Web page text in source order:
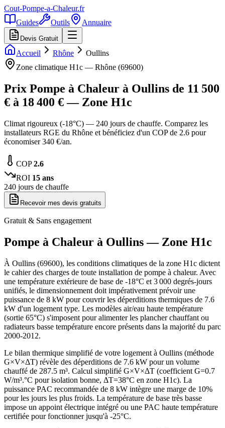
Cout-Pompe-a-Chaleur.fr
Guides
Outils Annuaire
Devis Gratuit
Accueil Rhône
Oullins
Zone climatique H1c — Rhône (69600)
Prix Pompe à Chaleur à Oullins de 11 500
€ à 18 400 € — Zone H1c
Climat rigoureux (-18°C) — 240 jours de chauffe. Comparez les
installateurs RGE du Rhône et bénéficiez d'un COP de 2.6 pour
économiser 340 €/an.
COP2.6
ROI 15 ans
240 jours de chauffe
Recevoir mes devis gratuits
Gratuit & Sans engagement
Pompe à Chaleur à Oullins— Zone H1c
À Oullins (69600), les conditions climatiques de la zone H1c dictent
le cahier des charges de toute installation de pompe à chaleur. Avec
une température extérieure de base de -18°C et 3 000 degrés-jours
unifiés, le dimensionnement doit impérativement prévoir une
puissance de 8 kW pour couvrir les déperditions thermiques de 7.6
kW d'un logement type. Les modèles air/eau haute température
(sortie 65°C) s'imposent pour alimenter les plancher chauffant ou
radiateurs basse température encore présents dans la majorité du parc
2000-2012.
Le bilan thermique simplifié de votre logement à Oullins (méthode
G×V×ΔT) révèle des déperditions de 7.6 kW pour un volume
chauffé de 287.5 m³. Calcul simplifié G×V×ΔT (coefficient G=0.7
W/m³.°C pour isolation bonne, ΔT=38°C en zone H1c). La
puissance PAC recommandée de 8 kW intègre une marge de 10%
pour les jours les plus froids. La température de base très basse
impose un appoint électrique intégré ou une PAC haute température
certifiée pour fonctionner jusqu'à -25°C.